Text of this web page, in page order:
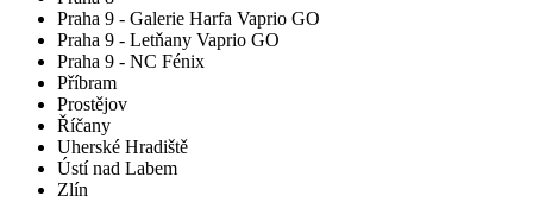
Praha 9 - Galerie Harfa Vaprio GO
Praha 9 - Letňany Vaprio GO
Praha 9 - NC Fénix
Příbram
Prostějov
Říčany
Uherské Hradiště
Ústí nad Labem
Zlín